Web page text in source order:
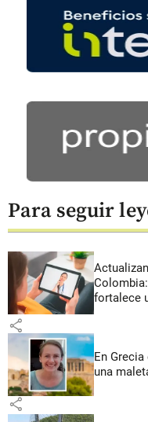
Para seguir
fortalece
share
En
una
share